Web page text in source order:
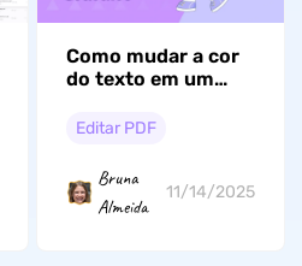
Como mudar a cor
do texto em um
cliques
Editar PDF
Bruna
Almeida
11/14/2025